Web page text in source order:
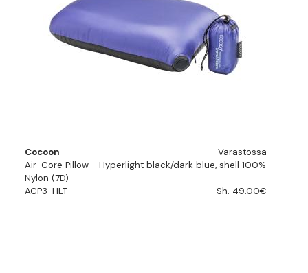
Cocoon
Varastossa
Air-Core Pillow - Hyperlight black/dark blue, shell 100%
Nylon (7D)
ACP3-HLT
Sh. 49.00€